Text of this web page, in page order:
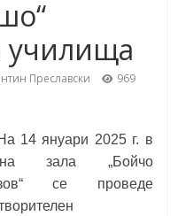
in
училища
Преславски
969
14 януари 2025 г. в
зала „Бойчо
се проведе